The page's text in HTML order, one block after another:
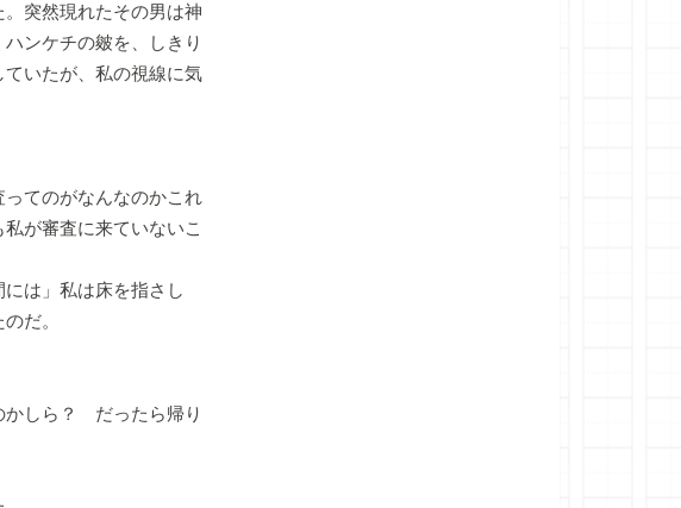
突然現れたその男は神
ンケチの皴を、しきり
いたが、私の視線に気
ってのがなんなのかこれ
が審査に来ていないこ
は」私は床を指さし
だ。
かしら？ だったら帰り